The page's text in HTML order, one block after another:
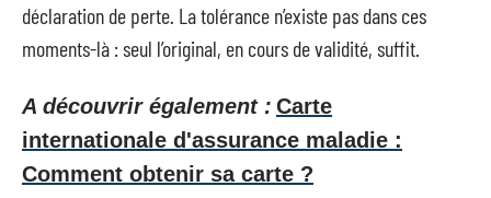
déclaration de perte. La tolérance n’existe pas dans ces
moments-là : seul l’original, en cours de validité, suffit.
A découvrir également : Carte
internationale d'assurance maladie :
Comment obtenir sa carte ?